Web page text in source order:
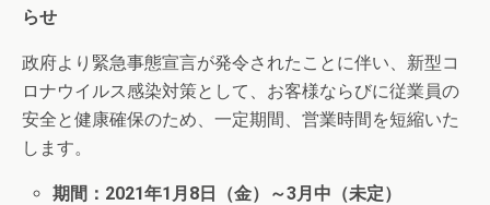
らせ
政府より緊急事態宣言が発令されたことに伴い、新型コ
ロナウイルス感染対策として、お客様ならびに従業員の
安全と健康確保のため、一定期間、営業時間を短縮いた
します。
期間：2021年1月8日（金）～3月中（未定）